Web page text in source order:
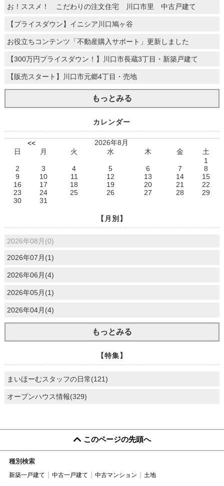
お！ススメ！ こだわりの注文住宅 川口市里 中古戸建て
【プライスダウン】イニシア川口鳩ヶ谷
お役立ちコンテンツ「不動産購入サポート」更新しました
【300万円プライスダウン！】川口市長蔵3丁目・新築戸建て
【販売スタート】川口市元郷4丁目・売地
もっとみる
カレンダー
<<
2026年8月
日
月 火 水 木 金
土
1
2
3 4 5 6 7
8
9
10 11 12 13 14
15
16
17 18 19 20 21
22
23
24 25 26 27 28
29
30
31
【月別】
2026年08月(0)
2026年07月(1)
2026年06月(4)
2026年05月(1)
2026年04月(4)
もっとみる
【特集】
まいほーむスタッフの日常(121)
オープンハウス情報(329)
このページの先頭へ
種別検索
新築一戸建て 中古一戸建て 中古マンション 土地